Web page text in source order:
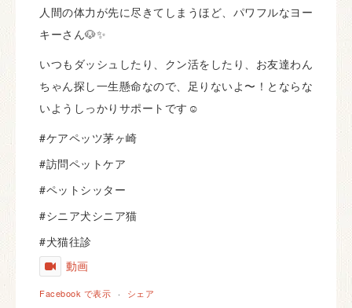
人間の体力が先に尽きてしまうほど、パワフルなヨー
キーさん🐶✨
いつもダッシュしたり、クン活をしたり、お友達わん
ちゃん探し一生懸命なので、足りないよ〜！とならな
いようしっかりサポートです☺️
#ケアペッツ茅ヶ崎
#訪問ペットケア
#ペットシッター
#シニア犬シニア猫
#犬猫往診
動画
Facebook で表示 · シェア